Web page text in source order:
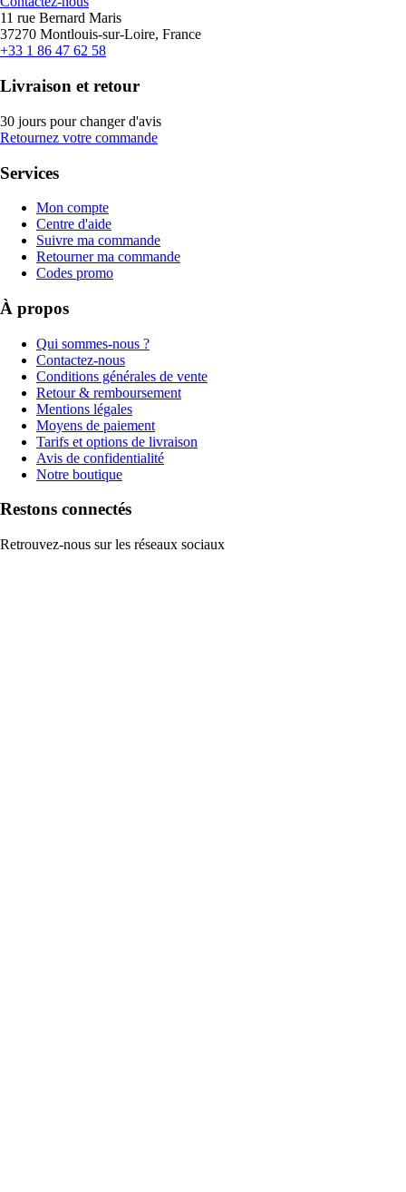
11 rue Bernard Maris
37270 Montlouis-sur-Loire, France
+33 1 86 47 62 58
Livraison et retour
30 jours pour changer d'avis
Retournez votre commande
Services
Mon compte
Centre d'aide
Suivre ma commande
Retourner ma commande
Codes promo
À propos
Qui sommes-nous ?
Contactez-nous
Conditions générales de vente
Retour & remboursement
Mentions légales
Moyens de paiement
Tarifs et options de livraison
Avis de confidentialité
Notre boutique
Restons connectés
Retrouvez-nous sur les réseaux sociaux